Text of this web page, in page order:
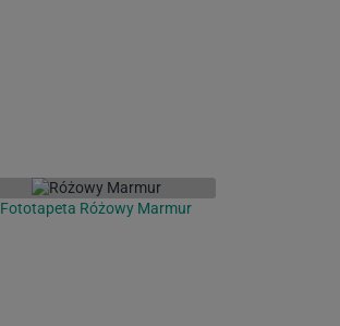
Fototapeta Różowy Marmur